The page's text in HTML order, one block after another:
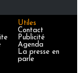
Utiles
Contact
Publicité
Agenda
La presse en
parle